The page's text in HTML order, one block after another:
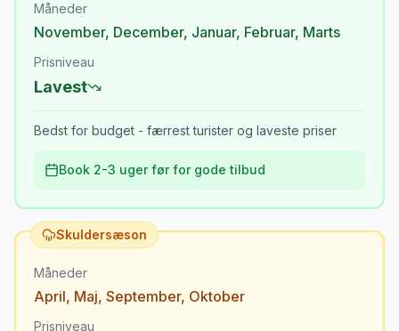
Måneder
November, December, Januar, Februar, Marts
Prisniveau
Lavest
Bedst for budget - færrest turister og laveste priser
Book 2-3 uger før for gode tilbud
Skuldersæson
Måneder
April, Maj, September, Oktober
Prisniveau